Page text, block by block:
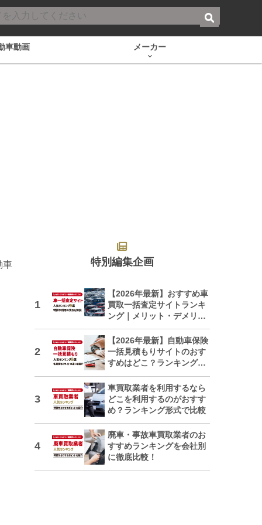
車動画 メーカー
車 特別編集企画
【2026年最新】おすすめ車
買取一括査定サイトランキ
ング｜メリット・デメリッ
トも解説
【2026年最新】自動車保険
一括見積もりサイトのおす
すめはどこ？ランキングで
車買取業者を利用するなら
どこを利用するのがおすす
め？ランキング形式で比較
廃車・事故車買取業者のお
すすめランキングを会社別
に徹底比較！